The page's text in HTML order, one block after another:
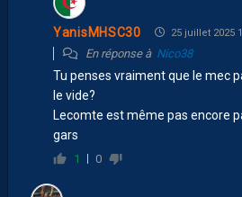
YanisMHSC30 25 juillet 2025
En réponse à Nico38
Tu penses vraiment que le mec
le vide?
Lecomte est même pas encore
gars
1 0